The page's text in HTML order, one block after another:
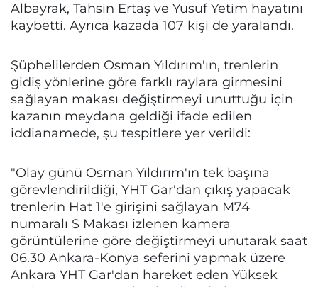
Albayrak, Tahsin Ertaş ve Yusuf Yetim hayatını
kaybetti. Ayrıca kazada 107 kişi de yaralandı.
Şüphelilerden Osman Yıldırım'ın, trenlerin
gidiş yönlerine göre farklı raylara girmesini
sağlayan makası değiştirmeyi unuttuğu için
kazanın meydana geldiği ifade edilen
iddianamede, şu tespitlere yer verildi:
"Olay günü Osman Yıldırım'ın tek başına
görevlendirildiği, YHT Gar'dan çıkış yapacak
trenlerin Hat 1'e girişini sağlayan M74
numaralı S Makası izlenen kamera
görüntülerine göre değiştirmeyi unutarak saat
06.30 Ankara-Konya seferini yapmak üzere
Ankara YHT Gar'dan hareket eden Yüksek